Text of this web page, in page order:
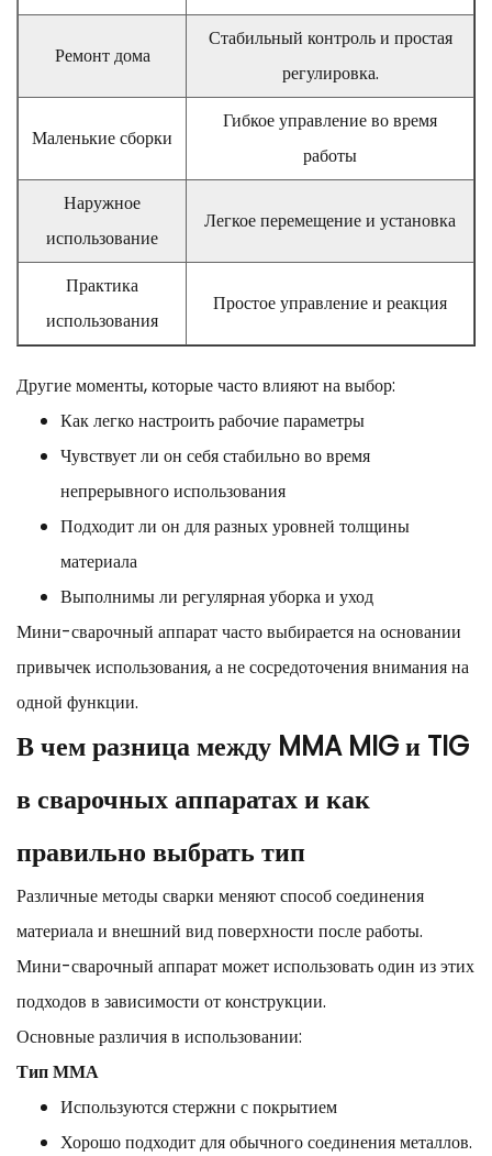
Ремонт дома
Стабильный контроль и простая
регулировка.
Маленькие сборки
Гибкое управление во время
работы
Наружное
использование
Легкое перемещение и установка
Практика
использования
Простое управление и реакция
Другие моменты, которые часто влияют на выбор:
Как легко настроить рабочие параметры
Чувствует ли он себя стабильно во время
непрерывного использования
Подходит ли он для разных уровней толщины
материала
Выполнимы ли регулярная уборка и уход
Мини-сварочный аппарат часто выбирается на основании
привычек использования, а не сосредоточения внимания на
одной функции.
В чем разница между MMA MIG и TIG
в сварочных аппаратах и как
правильно выбрать тип
Различные методы сварки меняют способ соединения
материала и внешний вид поверхности после работы.
Мини-сварочный аппарат может использовать один из этих
подходов в зависимости от конструкции.
Основные различия в использовании:
Тип ММА
Используются стержни с покрытием
Хорошо подходит для обычного соединения металлов.